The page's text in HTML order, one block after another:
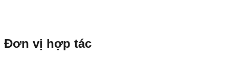
Đơn vị hợp tác